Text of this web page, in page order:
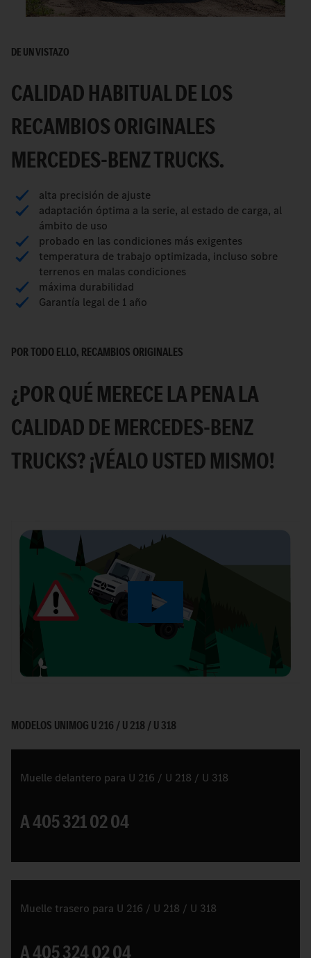
DE UN VISTAZO
CALIDAD HABITUAL DE LOS
RECAMBIOS ORIGINALES
MERCEDES-BENZ TRUCKS.
alta precisión de ajuste
adaptación óptima a la serie, al estado de carga, al
ámbito de uso
probado en las condiciones más exigentes
temperatura de trabajo optimizada, incluso sobre
terrenos en malas condiciones
máxima durabilidad
Garantía legal de 1 año
POR TODO ELLO, RECAMBIOS ORIGINALES
¿POR QUÉ MERECE LA PENA LA
CALIDAD DE MERCEDES-BENZ
TRUCKS? ¡VÉALO USTED MISMO!
Play
MODELOS UNIMOG U 216 / U 218 / U 318
Muelle delantero para U 216 / U 218 / U 318
A 405 321 02 04
Muelle trasero para U 216 / U 218 / U 318
A 405 324 02 04